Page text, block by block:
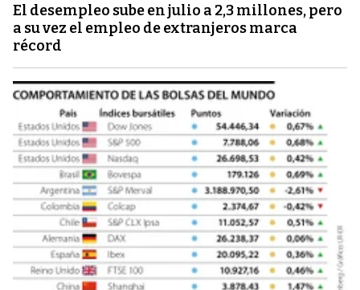
El desempleo sube en julio a 2,3 millones, pero
a su vez el empleo de extranjeros marca
récord